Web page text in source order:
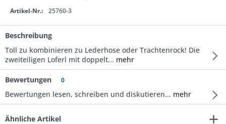
Artikel-Nr.:
25760-3
Beschreibung
Toll zu kombinieren zu Lederhose oder Trachtenrock! Die
zweiteiligen Loferl mit doppelt... mehr
Bewertungen 0
Bewertungen lesen, schreiben und diskutieren... mehr
Ähnliche Artikel